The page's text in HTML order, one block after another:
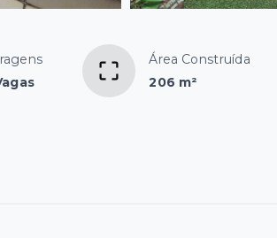
Área Construída
206 m²